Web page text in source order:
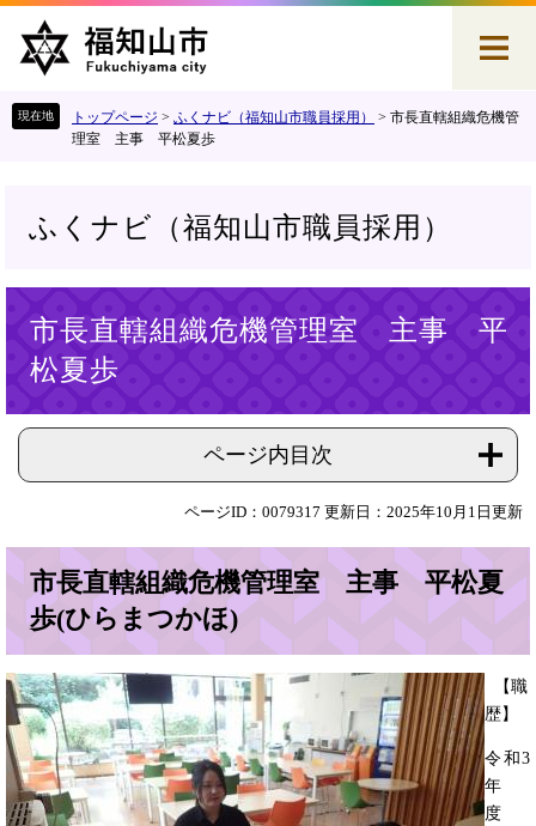
へ
トップページ > ふくナビ（福知山市職員採用） > 市長直轄組織危機管
理室 主事 平松夏歩
ふくナビ（福知山市職員採用）
市長直轄組織危機管理室 主事 平
松夏歩
ページ内目次
ページID：0079317 更新日：2025年10月1日更新
市長直轄組織危機管理室 主事 平松夏
歩(ひらまつかほ)
​ 【職
歴】
令和3
年
度